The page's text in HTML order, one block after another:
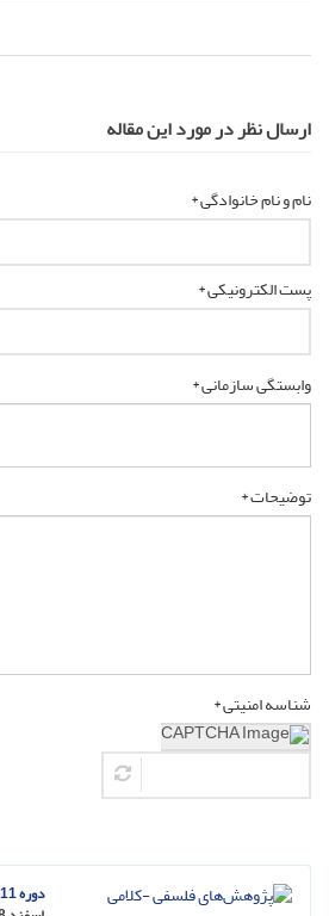
ارسال نظر در مورد این مقاله
نام و نام خانوادگی *
پست الکترونیکی *
وابستگی سازمانی *
توضیحات *
شناسه امنیتی *
دوره 11، شماره 2 - شماره پیاپی 42